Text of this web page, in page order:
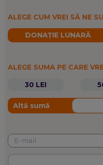
ALEGE CUM VREI SĂ NE
DONAȚIE LUNARĂ
ALEGE SUMA PE CARE
30 LEI
Altă sumă